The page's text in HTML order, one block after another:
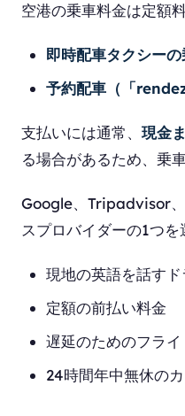
空港の乗車料金は定額
即時配車タクシーの
予約配車（「
支払いには通常、 現金
る場合があるため、乗
Google、Tripadvisor、
スプロバイダーの1つを
現地の英語を話す
定額の前払い料金
遅延のためのフラ
24時間年中無休の